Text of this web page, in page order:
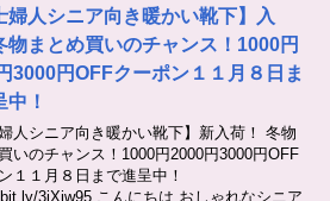
婦人シニア向き暖かい靴下】入
物まとめ買いのチャンス！1000円
3000円OFFクーポン１１月８日ま
中！
婦人シニア向き暖かい靴下】新入荷！ 冬物
いのチャンス！1000円2000円3000円OFF
１１月８日まで進呈中！
3jXiw95 こんにちは おしゃれなシニア